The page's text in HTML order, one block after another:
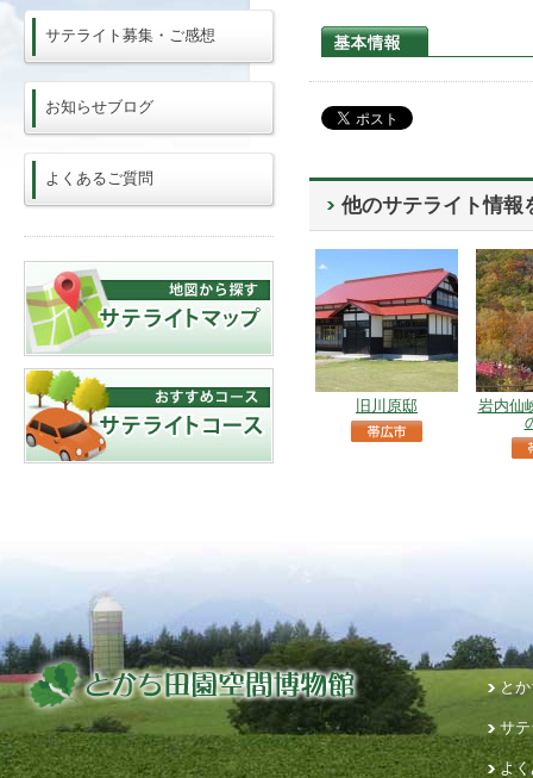
他のサテライト情報
旧川原邸
岩内仙
サテライト募集・ご感想
お知らせブログ
よくあるご質問
と
サ
よ